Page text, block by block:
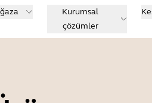
Kurumsal
çözümler